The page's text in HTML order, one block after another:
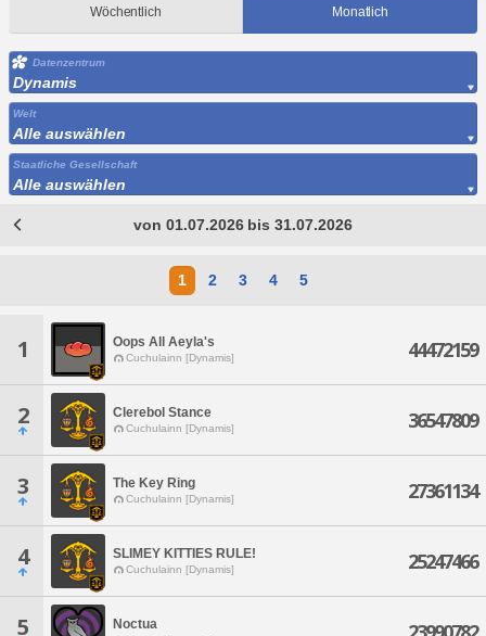
Wöchentlich Monatlich
Datenzentrum
Dynamis
Welt
Alle auswählen
Staatliche Gesellschaft
Alle auswählen
von 01.07.2026 bis 31.07.2026
1 2 3 4 5
1 Oops All Aeyla's
Cuchulainn [Dynamis] 44472159
2 Clerebol Stance
Cuchulainn [Dynamis] 36547809
3 The Key Ring
Cuchulainn [Dynamis] 27361134
4 SLIMEY KITTIES RULE!
Cuchulainn [Dynamis] 25247466
5 Noctua